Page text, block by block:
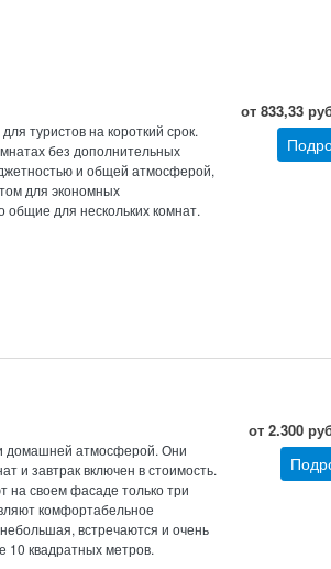
туристов на короткий срок.
без дополнительных
и общей атмосферой,
для экономных
для нескольких комнат.
от 833,33
домашней атмосферой. Они
и завтрак включен в стоимость.
на своем фасаде только три
комфортабельное
встречаются и очень
квадратных метров.
от 2.300